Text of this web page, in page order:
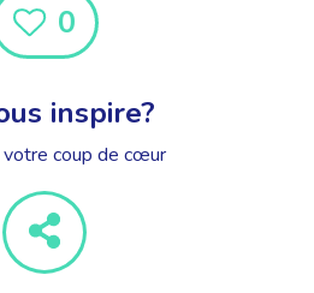
0
inspire?
votre coup de cœur